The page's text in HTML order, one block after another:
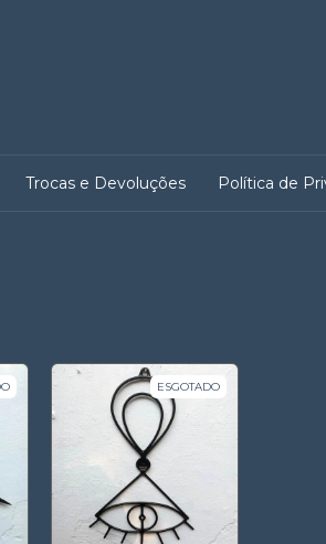
Trocas e Devoluções Política de
ESGOTADO